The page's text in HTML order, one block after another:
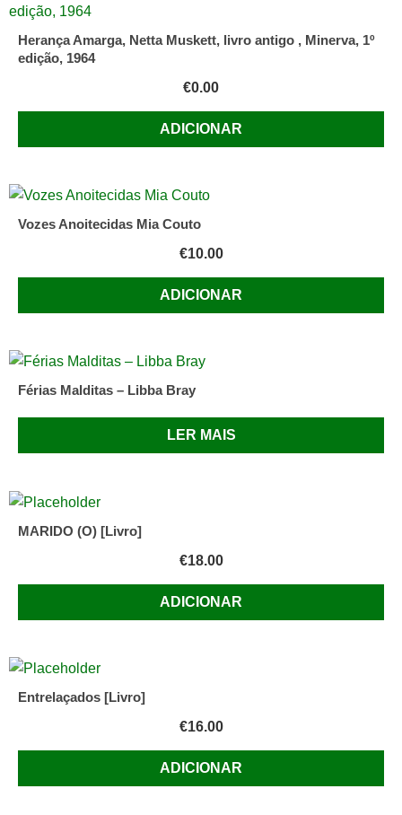
Herança Amarga, Netta Muskett, livro antigo , Minerva, 1º
edição, 1964
€0.00
ADICIONAR
Vozes Anoitecidas Mia Couto
€10.00
ADICIONAR
Férias Malditas – Libba Bray
LER MAIS
MARIDO (O) [Livro]
€18.00
ADICIONAR
Entrelaçados [Livro]
€16.00
ADICIONAR